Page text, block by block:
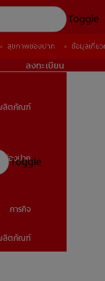
Toggle
ลงทะเบียน
ลิตภัณฑ์
พช่องปาก
ภารกิจ
ลิตภัณฑ์
Toggle
สุขภาพช่องปาก ข้อมุลเกี่ย
ผุ